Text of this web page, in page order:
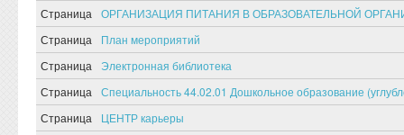
Страница
ОРГАНИЗАЦИЯ ПИТАНИЯ В ОБРАЗОВАТЕЛЬНОЙ
Страница
План мероприятий
Страница
Электронная библиотека
Страница
Специальность 44.02.01 Дошкольное образование
Страница
ЦЕНТР карьеры